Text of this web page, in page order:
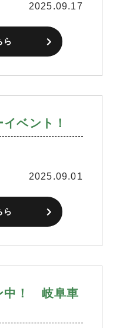
2025.09.17
ら
ベント！
2025.09.01
ら
中！ 岐阜車